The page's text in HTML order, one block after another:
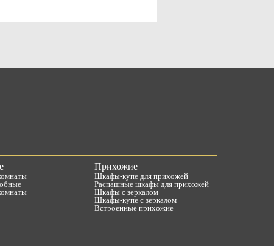
Прихожие
Шкафы-купе для прихожей
Распашные шкафы для прихожей
Шкафы с зеркалом
Шкафы-купе с зеркалом
Встроенные прихожие